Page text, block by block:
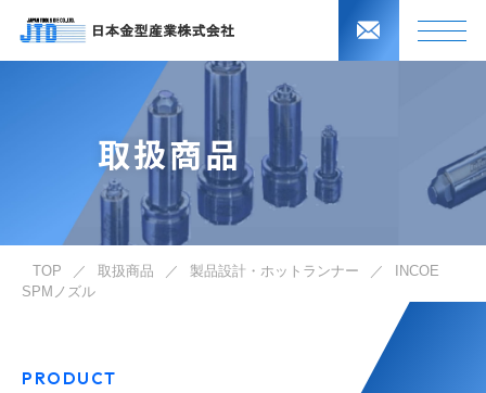
取扱商品
TOP ／ 取扱商品 ／ 製品設計・ホットランナー ／
INCOE
SPMノズル
PRODUCT